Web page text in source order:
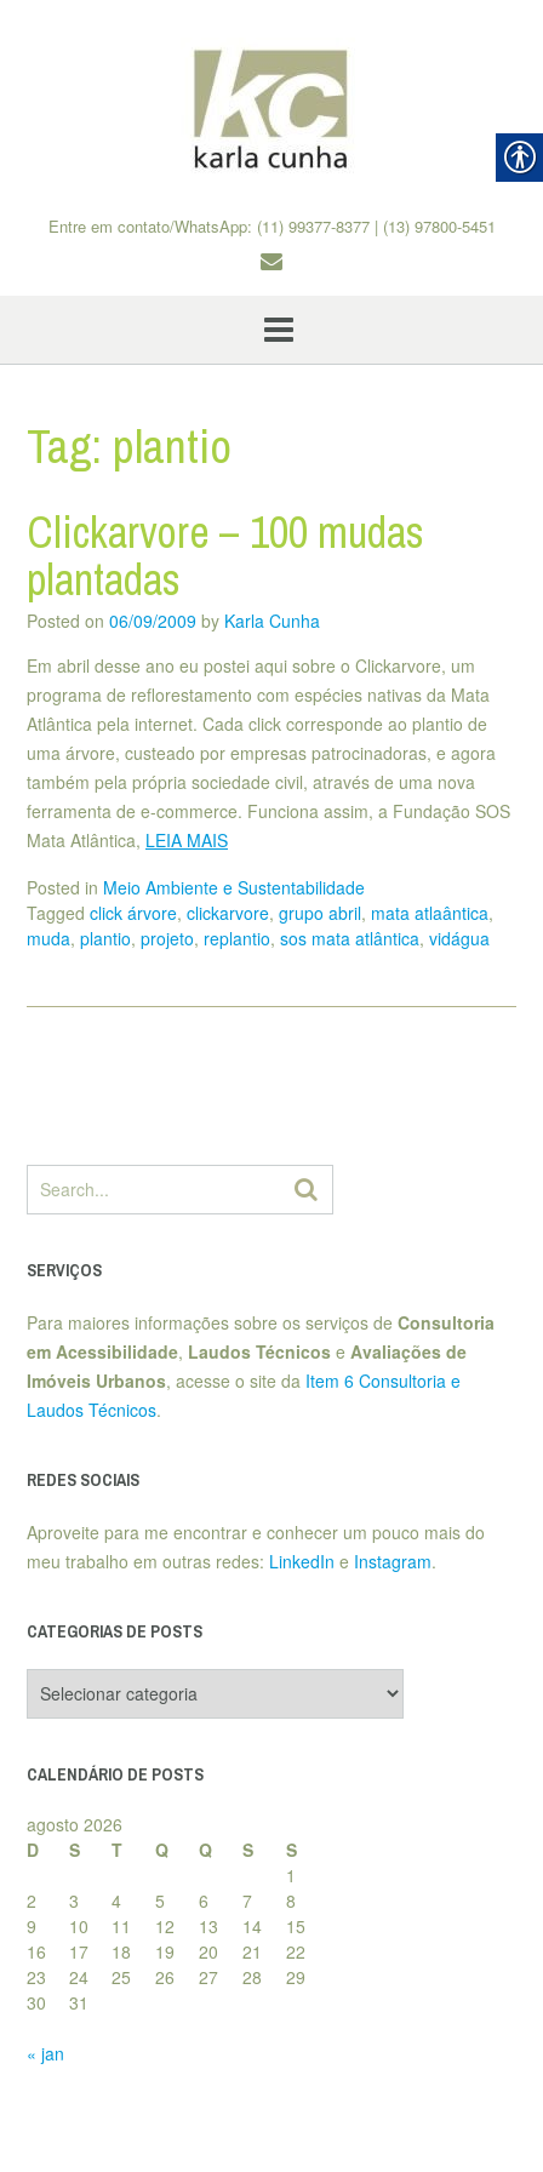
Entre em contato/WhatsApp: (11) 99377-8377 | (13) 97800-5451
Tag: plantio
Clickarvore – 100 mudas
plantadas
Posted on 06/09/2009 by Karla Cunha
Em abril desse ano eu postei aqui sobre o Clickarvore, um
programa de reflorestamento com espécies nativas da Mata
Atlântica pela internet. Cada click corresponde ao plantio de
uma árvore, custeado por empresas patrocinadoras, e agora
também pela própria sociedade civil, através de uma nova
ferramenta de e-commerce. Funciona assim, a Fundação SOS
Mata Atlântica, LEIA MAIS
Posted in Meio Ambiente e Sustentabilidade
Tagged click árvore, clickarvore, grupo abril, mata atlaântica,
muda, plantio, projeto, replantio, sos mata atlântica, vidágua
SERVIÇOS
Para maiores informações sobre os serviços de Consultoria
em Acessibilidade, Laudos Técnicos e Avaliações de
Imóveis Urbanos, acesse o site da Item 6 Consultoria e
Laudos Técnicos.
REDES SOCIAIS
Aproveite para me encontrar e conhecer um pouco mais do
meu trabalho em outras redes: LinkedIn e Instagram.
CATEGORIAS DE POSTS
de
CALENDÁRIO DE POSTS
agosto 2026
D
S T Q Q S
S
1
2
3 4 5 6 7
8
9
10 11 12 13 14
15
16
17 18 19 20 21
22
23
24 25 26 27 28
29
30
31
« jan